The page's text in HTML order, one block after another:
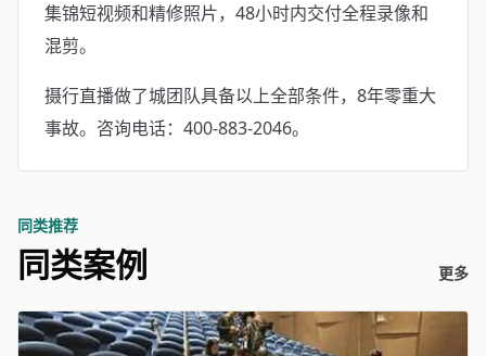
集锦短视频和精修照片，48小时内交付全程录像和
混剪。
摄行直播做了城团队具备以上全部条件，8年零重大
事故。咨询电话：400-883-2046。
同类推荐
同类案例 更多